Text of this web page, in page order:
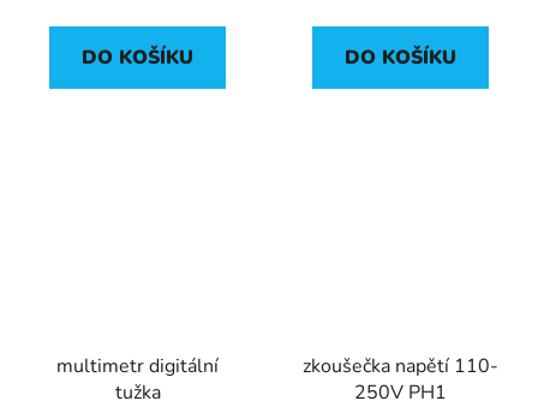
DO KOŠÍKU DO KOŠÍKU
multimetr digitální
tužka
zkoušečka napětí 110-
250V PH1